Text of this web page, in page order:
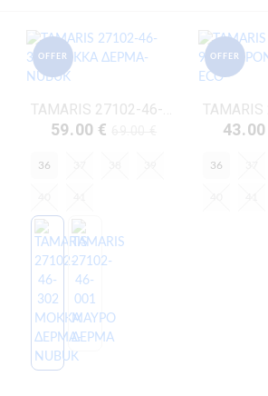
OFFER
TAMARIS 27102-46-302 ΜΟΚΚΑ ΔΕΡΜΑ- NUBUK
59.00 €
36
OFFER
43.00
36